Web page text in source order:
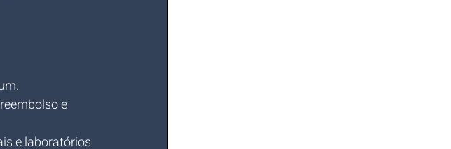
e
e laboratórios